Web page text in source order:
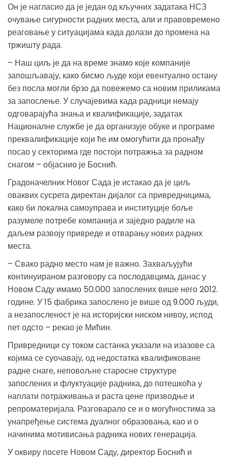
Он је нагласио да је један од кључних задатака НСЗ
очување сигурности радних места, али и правовремено
реаговање у ситуацијама када долази до промена на
тржишту рада.
– Наш циљ је да на време знамо које компаније
запошљавају, како бисмо људе који евентуално остану
без посла могли брзо да повежемо са новим приликама
за запослење. У случајевима када радници немају
одговарајућа знања и квалификације, задатак
Националне службе је да организује обуке и програме
преквалификације који ће им омогућити да пронађу
посао у секторима где постоји потражња за радном
снагом – објаснио је Боснић.
Градоначелник Новог Сада је истакао да је циљ
оваквих сусрета директан дијалог са привредницима,
како би локална самоуправа и институције боље
разумеле потребе компанија и заједно радиле на
даљем развоју привреде и отварању нових радних
места.
– Свако радно место нам је важно. Захваљујући
континуираном разговору са послодавцима, данас у
Новом Саду имамо 50.000 запослених више него 2012.
године. У 15 фабрика запослено је више од 9.000 људи,
а незапосленост је на историјски ниском нивоу, испод
пет одсто – рекао је Мићин.
Привредници су током састанка указали на изазове са
којима се суочавају, од недостатка квалификоване
радне снаге, неповољне старосне структуре
запослених и флуктуације радника, до потешкоћа у
наплати потраживања и раста цене призводње и
репроматеријала. Разговарало се и о могућностима за
унапређење система дуалног образовања, као и о
начинима мотивисања радника нових генерација.
У оквиру посете Новом Саду, директор Боснић и